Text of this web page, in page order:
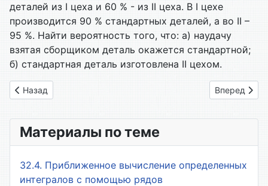
деталей из I цеха и 60 % - из II цеха. В I цехе
производится 90 % стандартных деталей, а во II –
95 %. Найти вероятность того, что: а) наудачу
взятая сборщиком деталь окажется стандартной;
б) стандартная деталь изготовлена II цехом.
Предыдущий: 5.2. Решение задач
Назад Следующий:
Вперед
Материалы по теме
32.4. Приближенное вычисление определенных
интегралов с помощью рядов